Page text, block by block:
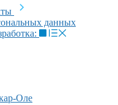
данных
Оле